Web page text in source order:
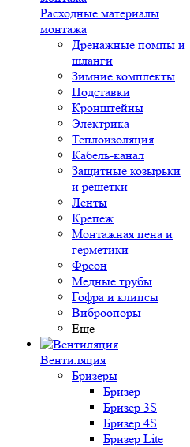
Расходные материалы
монтажа
Дренажные помпы и
шланги
Зимние комплекты
Подставки
Кронштейны
Электрика
Теплоизоляция
Кабель-канал
Защитные козырьки
и решетки
Ленты
Крепеж
Монтажная пена и
герметики
Фреон
Медные трубы
Гофра и клипсы
Виброопоры
Ещё
Вентиляция
Бризеры
Бризер
Бризер 3S
Бризер 4S
Бризер Lite